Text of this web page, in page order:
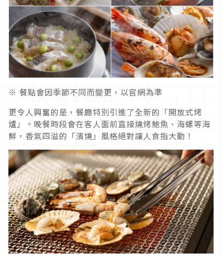
※ 餐點會因季節不同而變更，以官網為準
更令人興奮的是，餐廳特別引進了全新的「開放式烤
爐」。晚餐時段會在客人面前直接燒烤鮑魚、海螺等海
鮮，香氣四溢的「濱燒」風格絕對讓人食指大動！